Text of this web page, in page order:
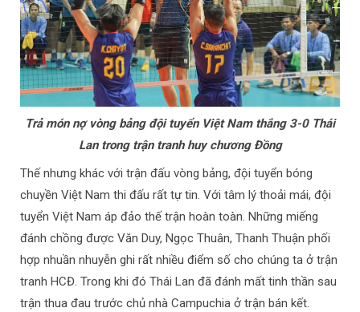
Trả món nợ vòng bảng đội tuyển Việt Nam thắng 3-0 Thái
Lan trong trận tranh huy chương Đồng
Thế nhưng khác với trận đấu vòng bảng, đội tuyển bóng
chuyền Việt Nam thi đấu rất tự tin. Với tâm lý thoải mái, đội
tuyển Việt Nam áp đảo thế trận hoàn toàn. Những miếng
đánh chồng được Văn Duy, Ngọc Thuân, Thanh Thuận phối
hợp nhuần nhuyễn ghi rất nhiều điểm số cho chúng ta ở trận
tranh HCĐ. Trong khi đó Thái Lan đã đánh mất tinh thần sau
trận thua đau trước chủ nhà Campuchia ở trận bán kết.